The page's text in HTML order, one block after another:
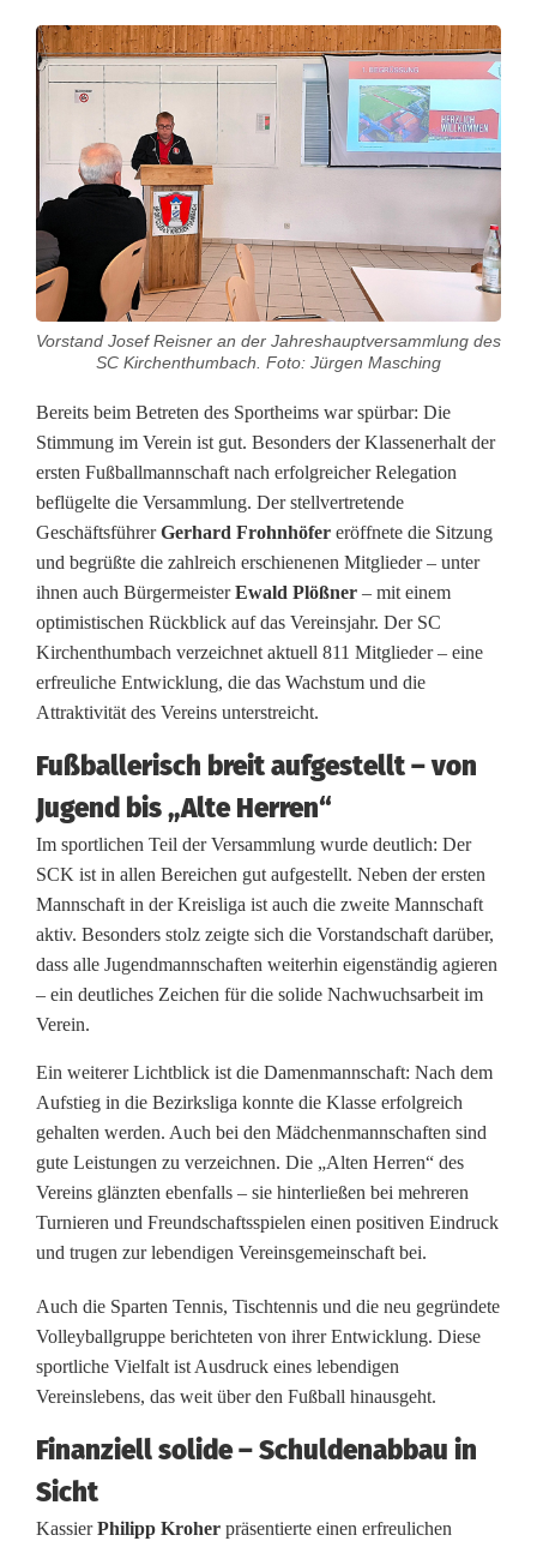
S
t
a
i
l
e
ü
h
r
u
n
g
u
d
s
t
a
r
k
G
e
m
e
n
s
h
a
Vorstand Josef Reisner an der Jahreshauptversammlung des
SC Kirchenthumbach. Foto: Jürgen Masching
Bereits beim Betreten des Sportheims war spürbar: Die
Stimmung im Verein ist gut. Besonders der Klassenerhalt der
ersten Fußballmannschaft nach erfolgreicher Relegation
beflügelte die Versammlung. Der stellvertretende
GeschäftsführerGerhard Frohnhöfer eröffnete die Sitzung
und begrüßte die zahlreich erschienenen Mitglieder – unter
ihnen auch BürgermeisterEwald Plößner – mit einem
optimistischen Rückblick auf das Vereinsjahr. Der SC
Kirchenthumbach verzeichnet aktuell 811 Mitglieder – eine
erfreuliche Entwicklung, die das Wachstum und die
Attraktivität des Vereins unterstreicht.
Fußballerisch breit aufgestellt – von
Jugend bis „Alte Herren“
Im sportlichen Teil der Versammlung wurde deutlich: Der
SCK ist in allen Bereichen gut aufgestellt. Neben der ersten
Mannschaft in der Kreisliga ist auch die zweite Mannschaft
aktiv. Besonders stolz zeigte sich die Vorstandschaft darüber,
dass alle Jugendmannschaften weiterhin eigenständig agieren
– ein deutliches Zeichen für die solide Nachwuchsarbeit im
Verein.
Ein weiterer Lichtblick ist die Damenmannschaft: Nach dem
Aufstieg in die Bezirksliga konnte die Klasse erfolgreich
gehalten werden. Auch bei den Mädchenmannschaften sind
gute Leistungen zu verzeichnen. Die „Alten Herren“ des
Vereins glänzten ebenfalls – sie hinterließen bei mehreren
Turnieren und Freundschaftsspielen einen positiven Eindruck
und trugen zur lebendigen Vereinsgemeinschaft bei.
Auch die Sparten Tennis, Tischtennis und die neu gegründete
Volleyballgruppe berichteten von ihrer Entwicklung. Diese
sportliche Vielfalt ist Ausdruck eines lebendigen
Vereinslebens, das weit über den Fußball hinausgeht.
Finanziell solide – Schuldenabbau in
Sicht
KassierPhilipp Kroher präsentierte einen erfreulichen